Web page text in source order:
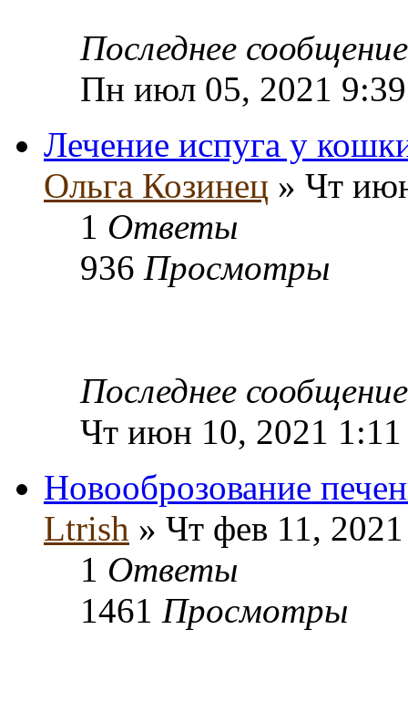
Последнее
Пн июл 05, 2021
Лечение испуга у
Ольга Козинец » Чт
1 Ответы
936 Просмотры
Последнее
Чт июн 10, 2021
Новооброзование
Ltrish » Чт фев 11,
1 Ответы
1461 Просмотры